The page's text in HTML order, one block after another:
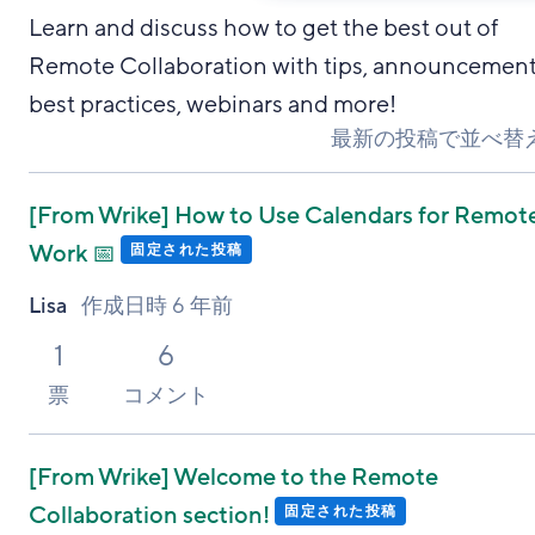
Learn and discuss how to get the best out of
Remote Collaboration with tips,
best practices, webinars and more!
最新の投稿で並べ替
[From Wrike] How to Use Calendars for
Work 📅
固定された投稿
Lisa 作成日時 6 年前
1
票
6
コメント
[From Wrike]Welcome to the Remote
Collaboration section!
固定された投稿